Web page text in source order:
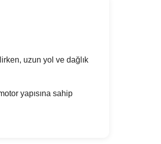
uzun yol ve dağlık
yapısına sahip